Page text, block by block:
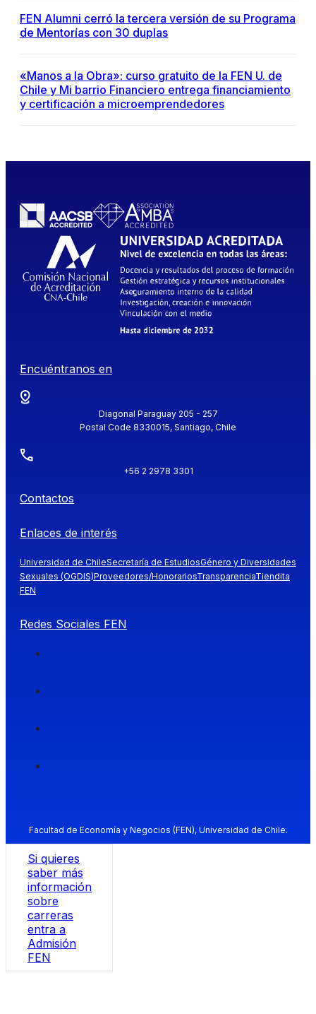
FEN Alumni cerró la tercera versión de su Programa
de Mentorías con 30 duplas
«Manos a la Obra»: curso gratuito de la FEN U. de
Chile y Mi barrio Financiero entrega financiamiento
y certificación a microemprendedores
Encuéntranos en
Diagonal Paraguay 205 - 257
Postal Code 8330015, Santiago, Chile
+56 2 2978 3301
Contactos
Enlaces de interés
Universidad de ChileSecretaría de EstudiosGénero y Diversidades
Sexuales (OGDIS)Proveedores/HonorariosTransparenciaTiendita
FEN
Redes Sociales FEN
Facultad de Economía y Negocios (FEN), Universidad de Chile.
Si quieres
saber más
información
sobre
carreras
entra a
Admisión
FEN